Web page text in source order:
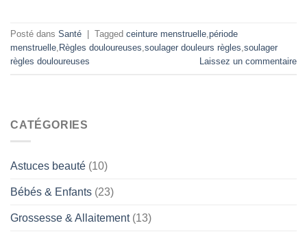
Posté dans Santé Tagged ceinture menstruelle période
menstruelle Règles douloureuses soulager douleurs règles soulager
règles douloureuses
Laissez un commentaire
CATÉGORIES
Astuces beauté (10)
Bébés & Enfants (23)
Grossesse & Allaitement(13)